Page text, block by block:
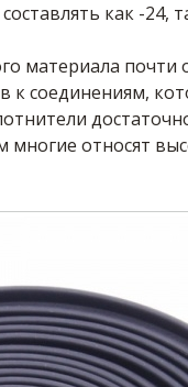
как -24,
материала почти
к соединениям,
многие относят